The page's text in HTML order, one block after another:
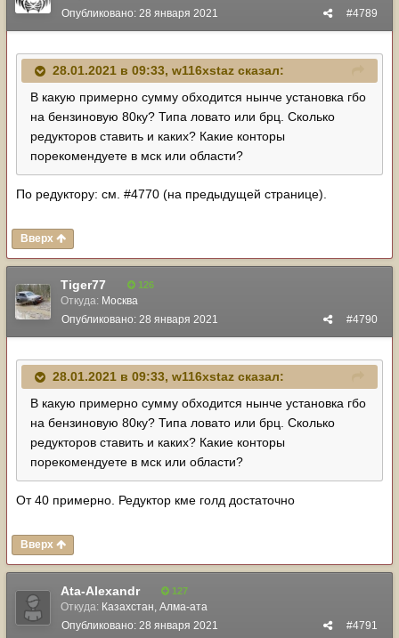
#4789
Опубликовано: 28 января 2021
28.01.2021 в 09:33, w116xstaz сказал:
В какую примерно сумму обходится нынче установка гбо
на бензиновую 80ку? Типа ловато или брц. Сколько
редукторов ставить и каких? Какие конторы
порекомендуете в мск или области?
По редуктору: см. #4770 (на предыдущей странице).
Вверх
Tiger77 126
Откуда: Москва
#4790
Опубликовано: 28 января 2021
28.01.2021 в 09:33, w116xstaz сказал:
В какую примерно сумму обходится нынче установка гбо
на бензиновую 80ку? Типа ловато или брц. Сколько
редукторов ставить и каких? Какие конторы
порекомендуете в мск или области?
От 40 примерно. Редуктор кме голд достаточно
Вверх
Ata-Alexandr 127
Откуда: Казахстан, Алма-ата
#4791
Опубликовано: 28 января 2021